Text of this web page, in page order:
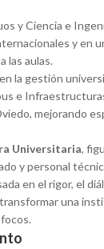
y Ciencia e
y en
las aulas.
la gestión
e
mejorando
Universitaria,
y personal
en el rigor, el
una